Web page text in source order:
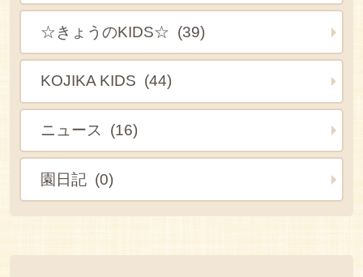
☆きょうのKIDS☆ (39)
KOJIKA KIDS (44)
ニュース (16)
園日記 (0)